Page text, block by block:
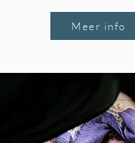
Meer info